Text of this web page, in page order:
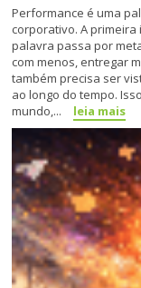
Performance é uma
corporativo. A
palavra passa por
com menos, entregar
também precisa ser
ao longo do tempo.
mundo,...
leia mais